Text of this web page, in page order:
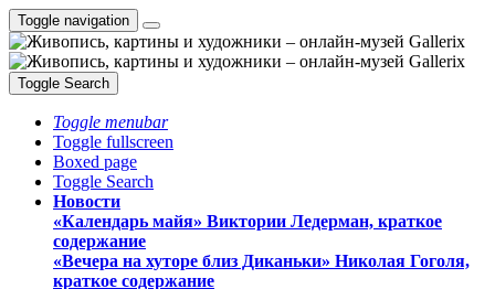
Toggle navigation
Toggle Search
Toggle menubar
Toggle fullscreen
Boxed page
Toggle Search
Новости
«Календарь майя» Виктории Ледерман, краткое
содержание
«Вечера на хуторе близ Диканьки» Николая Гоголя,
краткое содержание